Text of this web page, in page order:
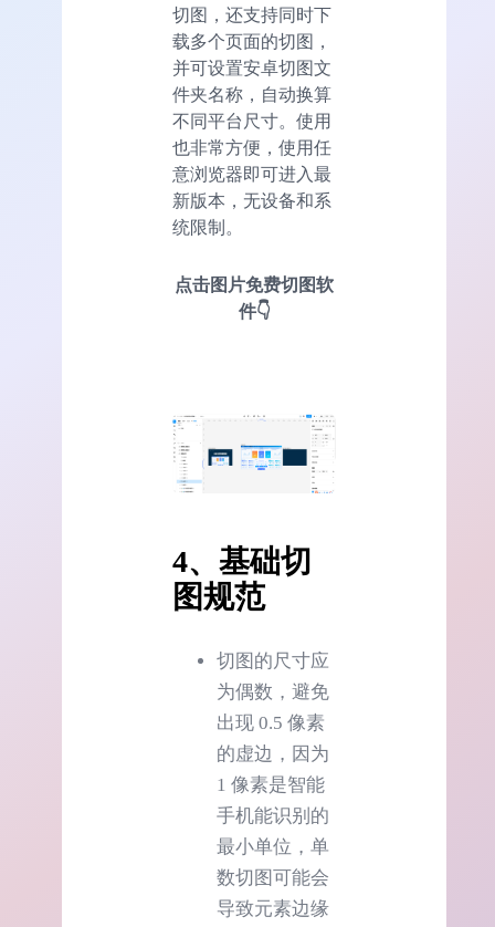
切图，还支持同时下
载多个页面的切图，
并可设置安卓切图文
件夹名称，自动换算
不同平台尺寸。使用
也非常方便，使用任
意浏览器即可进入最
新版本，无设备和系
统限制。
点击图片免费切图软
件👇
4、基础切
图规范
切图的尺寸应
为偶数，避免
出现 0.5 像素
的虚边，因为
1 像素是智能
手机能识别的
最小单位，单
数切图可能会
导致元素边缘